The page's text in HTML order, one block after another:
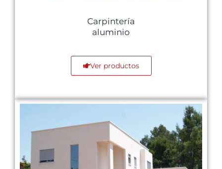
Carpintería
aluminio
Ver productos